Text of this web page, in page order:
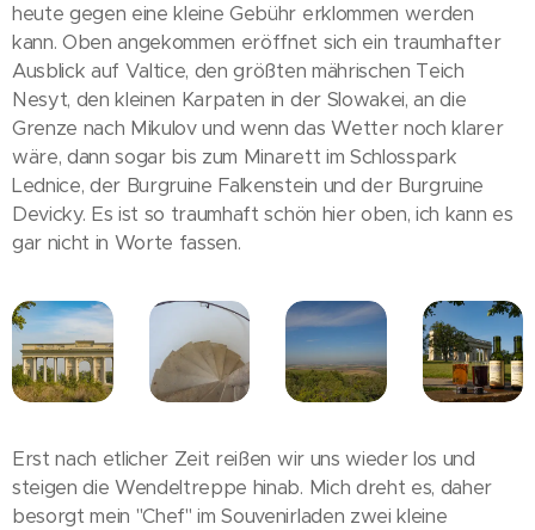
heute gegen eine kleine Gebühr erklommen werden
kann. Oben angekommen eröffnet sich ein traumhafter
Ausblick auf Valtice, den größten mährischen Teich
Nesyt, den kleinen Karpaten in der Slowakei, an die
Grenze nach Mikulov und wenn das Wetter noch klarer
wäre, dann sogar bis zum Minarett im Schlosspark
Lednice, der Burgruine Falkenstein und der Burgruine
Devicky. Es ist so traumhaft schön hier oben, ich kann es
gar nicht in Worte fassen.
Erst nach etlicher Zeit reißen wir uns wieder los und
steigen die Wendeltreppe hinab. Mich dreht es, daher
besorgt mein "Chef" im Souvenirladen zwei kleine